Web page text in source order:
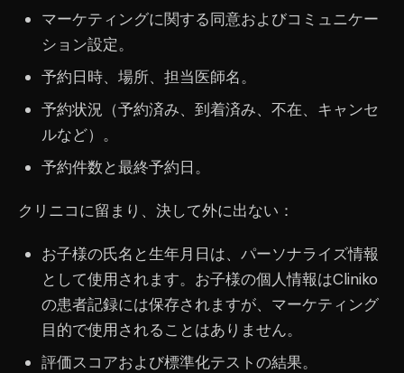
マーケティングに関する同意およびコミュニケー
ション設定。
予約日時、場所、担当医師名。
予約状況（予約済み、到着済み、不在、キャンセ
ルなど）。
予約件数と最終予約日。
クリニコに留まり、決して外に出ない：
お子様の氏名と生年月日は、パーソナライズ情報
として使用されます。お子様の個人情報はCliniko
の患者記録には保存されますが、マーケティング
目的で使用されることはありません。
評価スコアおよび標準化テストの結果。